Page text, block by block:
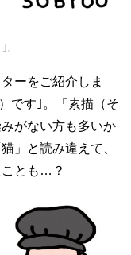
。
ーをご紹介しま
です｣。「素描（そ
がない方も多いか
」と読み違えて、
ことも…？